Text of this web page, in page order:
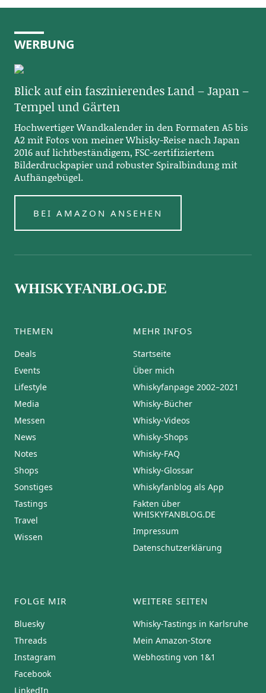
WERBUNG
Blick auf ein faszinierendes Land – Japan –
Tempel und Gärten
Hochwertiger Wandkalender in den Formaten A5 bis
A2 mit Fotos von meiner Whisky-Reise nach Japan
2016 auf lichtbeständigem, FSC-zertifiziertem
Bilderdruckpapier und robuster Spiralbindung mit
Aufhängebügel.
BEI AMAZON ANSEHEN
WHISKYFANBLOG.DE
THEMEN
Deals
Events
Lifestyle
Media
Messen
News
Notes
Shops
Sonstiges
Tastings
Travel
Wissen
MEHR INFOS
Startseite
Über mich
Whiskyfanpage 2002–2021
Whisky-Bücher
Whisky-Videos
Whisky-Shops
Whisky-FAQ
Whisky-Glossar
Whiskyfanblog als App
Fakten über
WHISKYFANBLOG.DE
Impressum
Datenschutzerklärung
FOLGE MIR
Bluesky
Threads
Instagram
Facebook
LinkedIn
WEITERE SEITEN
Whisky-Tastings in Karlsruhe
Mein Amazon-Store
Webhosting von 1&1